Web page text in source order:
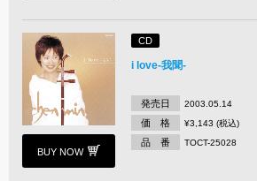
BUY NOW
CD
i love-我聞-
発売日 2003.05.14
価 格 ¥3,143 (税込)
品 番 TOCT-25028